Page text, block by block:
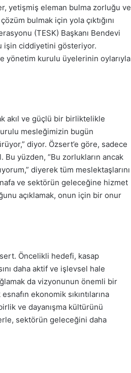
yetişmiş eleman bulma zorluğu ve
bulmak için yola çıktığını
(TESK) Başkanı Bendevi
işin ciddiyetini gösteriyor.
yönetim kurulu üyelerinin oylarıyla
akıl ve güçlü bir birliktelikle
mesleğimizin bugün
diyor. Özsert’e göre, sadece
yüzden, “Bu zorlukların ancak
diyerek tüm meslektaşlarını
ve sektörün geleceğine hizmet
açıklamak, onun için bir onur
Öncelikli hedefi, kasap
daha aktif ve işlevsel hale
da vizyonunun önemli bir
ekonomik sıkıntılarına
ve dayanışma kültürünü
sektörün geleceğini daha